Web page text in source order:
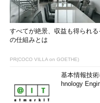
すべてが絶景、収益も得られる
の仕組みとは
PR(COCO VILLA on GOETHE)
基本情報技
hnology